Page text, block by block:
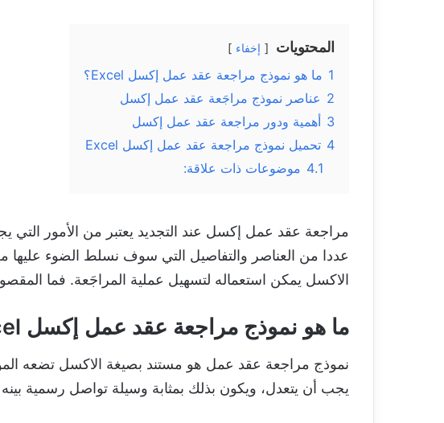
المحتويات إخفاء
1 ما هو نموذج مراجعة عقد عمل إكسل Excel؟
2 عناصر نموذج مراجَعة عقد عمل إكسل
3 أهمية ودور مراجعة عقد عمل إكسل
4 تحميل نموذج مراجعة عقد عمل إكسل Excel
4.1 موضوعات ذات علاقة:
مراجعة عقد عمل إكسل عند التجديد يعتبر من الأمور
عددا من العناصر والتفاصيل التي سوف نسلط الضوء عليها
الاكسل يمكن استعماله لتسهيل عملية المراجَعة. فما
ما هو نموذج مراجعة عقد عمل إكسل Excel؟
نموذج مراجعة عقد عمل هو مستند بصيغة الاكسل تضعه
يجب أن يتعدل، ويكون بذلك بمثابة وسيلة تواصل رسمية